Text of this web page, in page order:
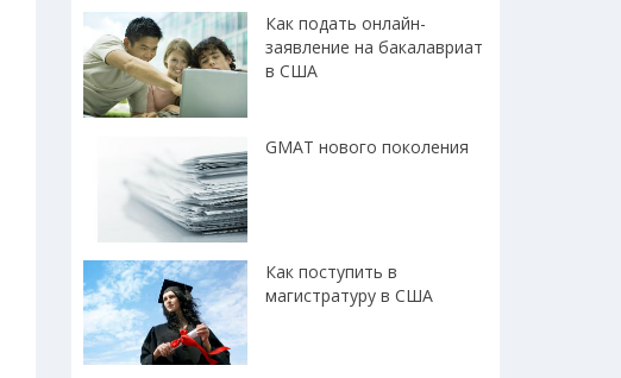
Как подать онлайн-
заявление на бакалавриат
в США
GMAT нового поколения
Как поступить в
магистратуру в США